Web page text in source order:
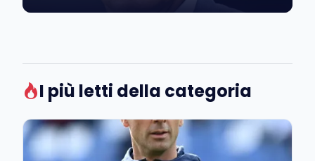
I più letti della categoria